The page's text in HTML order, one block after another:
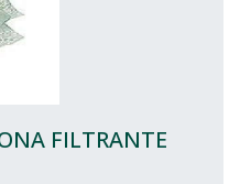
FILTRANTE